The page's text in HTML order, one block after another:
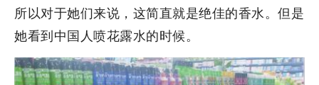
所以对于她们来说，这简直就是绝佳的香水。但是
她看到中国人喷花露水的时候。